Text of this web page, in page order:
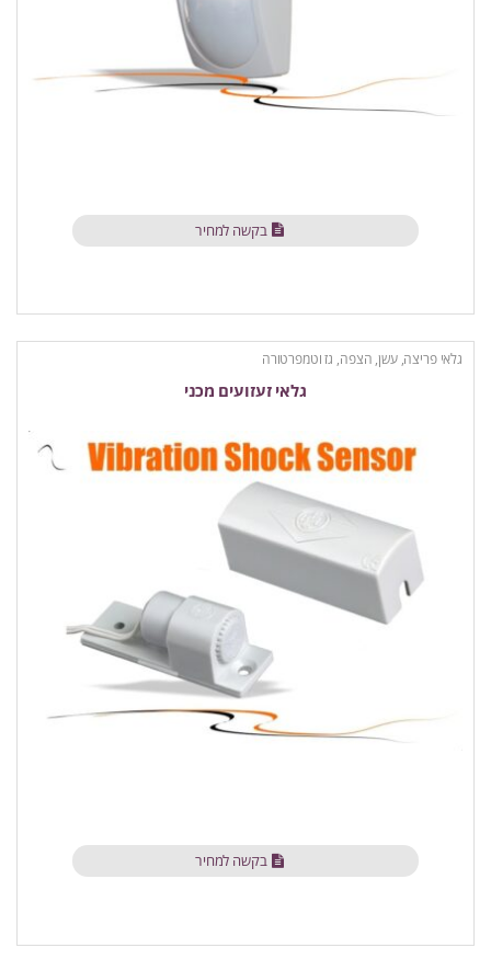
בקשה למחיר
גלאי פריצה, עשן, הצפה, גז וטמפרטורה
גלאי זעזועים מכני
בקשה למחיר